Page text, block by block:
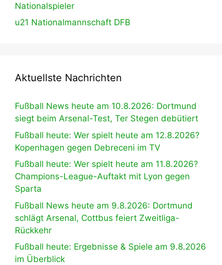
Nationalspieler
u21 Nationalmannschaft DFB
Aktuellste Nachrichten
Fußball News heute am 10.8.2026: Dortmund
siegt beim Arsenal-Test, Ter Stegen debütiert
Fußball heute: Wer spielt heute am 12.8.2026?
Kopenhagen gegen Debreceni im TV
Fußball heute: Wer spielt heute am 11.8.2026?
Champions-League-Auftakt mit Lyon gegen
Sparta
Fußball News heute am 9.8.2026: Dortmund
schlägt Arsenal, Cottbus feiert Zweitliga-
Rückkehr
Fußball heute: Ergebnisse & Spiele am 9.8.2026
im Überblick